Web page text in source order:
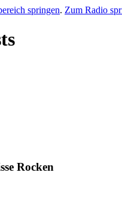
springen. Zum Radio
Rocken